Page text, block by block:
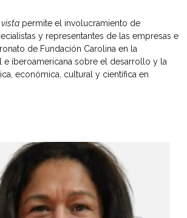
vista permite el involucramiento de
y representantes de las empresas e
de Fundación Carolina en la
e iberoamericana sobre el desarrollo y la
económica, cultural y científica en
latinoamericana en Europa